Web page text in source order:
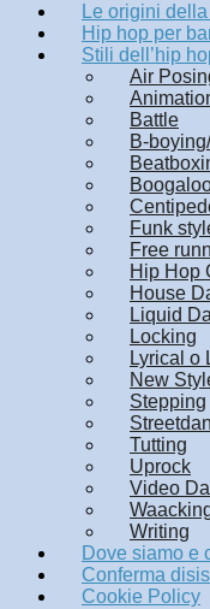
Le origini
Hip hop per
Stili dell’hip
Air
Battle
B-
Funk
Free
Hip Hop
House
Liquid
Locking
Lyrical o
New
Stepping
Tutting
Uprock
Video
Writing
Dove siamo e
Conferma
Cookie Policy